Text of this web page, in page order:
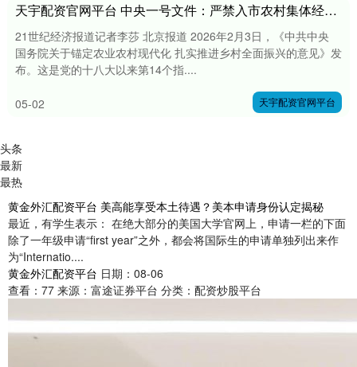
天宇配资官网平台 中央一号文件：严禁入市农村集体经营性建设用地用于建设商品住房
21世纪经济报道记者李莎 北京报道 2026年2月3日，《中共中央
国务院关于锚定农业农村现代化 扎实推进乡村全面振兴的意见》发
布。这是党的十八大以来第14个指....
05-02 天宇配资官网平台
头条
最新
最热
黄金外汇配资平台 美高能享受本土待遇？美本申请身份认定揭秘
最近，有学生表示： 在绝大部分的美国大学官网上，申请一栏的下面
除了一年级申请“first year”之外，都会将国际生的申请单独列出来作
为“Internatio....
黄金外汇配资平台 日期：08-06
查看： 77 来源： 富途证券平台 分类： 配资炒股平台